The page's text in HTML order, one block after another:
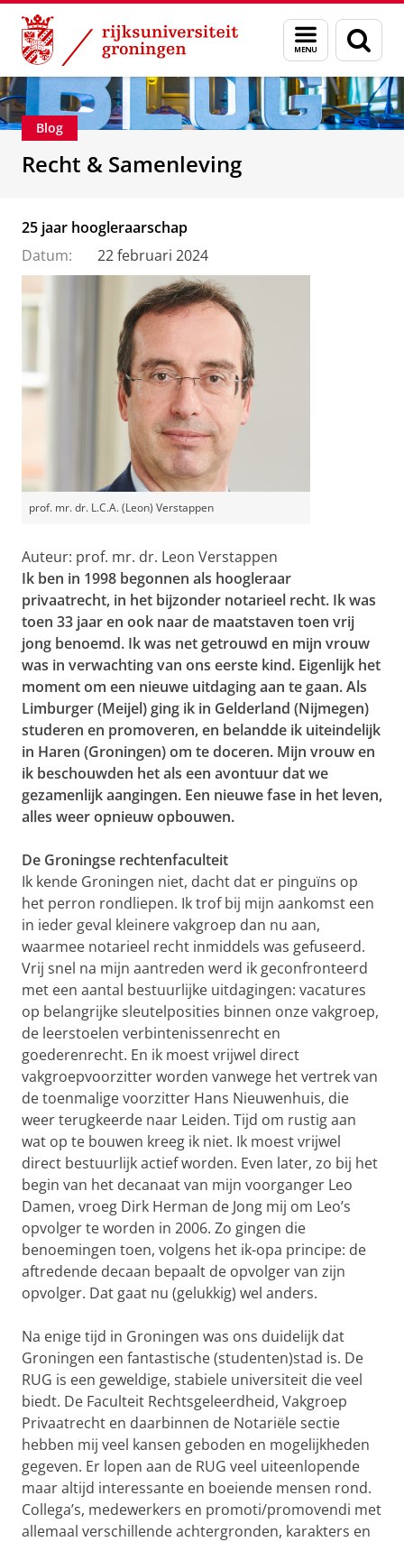
Skip
Content
Skip
Navigation
Menu
en
zoeken
Over ons Recht & Samenleving
Blog
Recht & Samenleving
25 jaar hoogleraarschap
Datum:
22 februari 2024
prof. mr. dr. L.C.A. (Leon) Verstappen
Auteur: prof. mr. dr. Leon Verstappen
Ik ben in 1998 begonnen als hoogleraar
privaatrecht, in het bijzonder notarieel recht. Ik was
toen 33 jaar en ook naar de maatstaven toen vrij
jong benoemd. Ik was net getrouwd en mijn vrouw
was in verwachting van ons eerste kind. Eigenlijk het
moment om een nieuwe uitdaging aan te gaan. Als
Limburger (Meijel) ging ik in Gelderland (Nijmegen)
studeren en promoveren, en belandde ik uiteindelijk
in Haren (Groningen) om te doceren. Mijn vrouw en
ik beschouwden het als een avontuur dat we
gezamenlijk aangingen. Een nieuwe fase in het leven,
alles weer opnieuw opbouwen.
De Groningse rechtenfaculteit
Ik kende Groningen niet, dacht dat er pinguïns op
het perron rondliepen. Ik trof bij mijn aankomst een
in ieder geval kleinere vakgroep dan nu aan,
waarmee notarieel recht inmiddels was gefuseerd.
Vrij snel na mijn aantreden werd ik geconfronteerd
met een aantal bestuurlijke uitdagingen: vacatures
op belangrijke sleutelposities binnen onze vakgroep,
de leerstoelen verbintenissenrecht en
goederenrecht. En ik moest vrijwel direct
vakgroepvoorzitter worden vanwege het vertrek van
de toenmalige voorzitter Hans Nieuwenhuis, die
weer terugkeerde naar Leiden. Tijd om rustig aan
wat op te bouwen kreeg ik niet. Ik moest vrijwel
direct bestuurlijk actief worden. Even later, zo bij het
begin van het decanaat van mijn voorganger Leo
Damen, vroeg Dirk Herman de Jong mij om Leo’s
opvolger te worden in 2006. Zo gingen die
benoemingen toen, volgens het ik-opa principe: de
aftredende decaan bepaalt de opvolger van zijn
opvolger. Dat gaat nu (gelukkig) wel anders.
Na enige tijd in Groningen was ons duidelijk dat
Groningen een fantastische (studenten)stad is. De
RUG is een geweldige, stabiele universiteit die veel
biedt. De Faculteit Rechtsgeleerdheid, Vakgroep
Privaatrecht en daarbinnen de Notariële sectie
hebben mij veel kansen geboden en mogelijkheden
gegeven. Er lopen aan de RUG veel uiteenlopende
maar altijd interessante en boeiende mensen rond.
Collega’s, medewerkers en promoti/promovendi met
allemaal verschillende achtergronden, karakters en